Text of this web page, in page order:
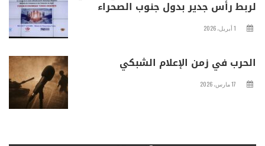
لربط رأس جدير بدول جنوب الصحراء
1 أبريل، 2026
الحرب في زمن الإعلام الشبكي
17 مارس، 2026